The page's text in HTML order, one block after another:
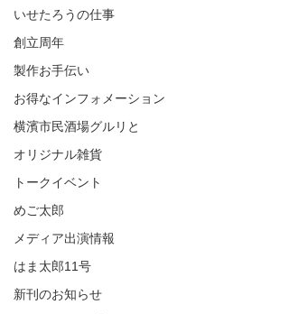
いせたろうの仕事
創立周年
製作お手伝い
お得なインフォメーション
横濱市民酒場グルリと
オリジナル雑貨
トークイベント
めご太郎
メディア出演情報
はま太郎11号
新刊のお知らせ